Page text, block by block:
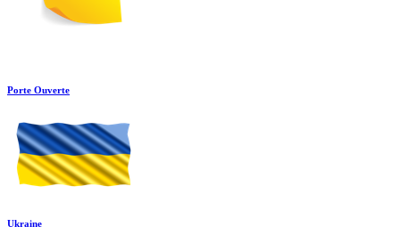
Porte Ouverte
Ukraine